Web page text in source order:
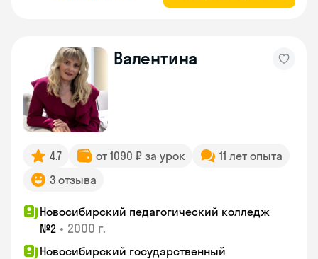
Валентина
4.7 от 1090 ₽ за урок
11 лет опыта
3 отзыва
Новосибирский педагогический колледж
№2 • 2000 г.
Новосибирский государственный